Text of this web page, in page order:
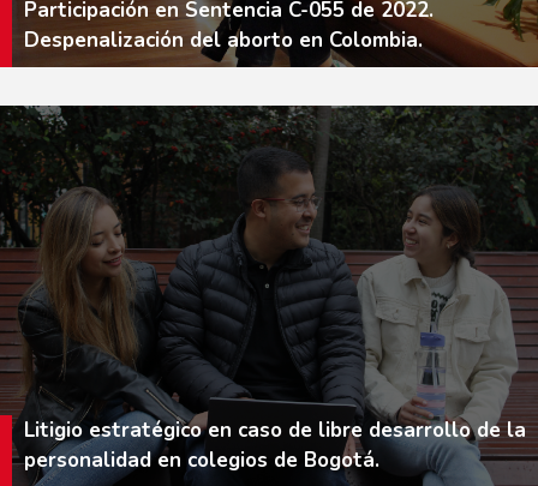
Participación en Sentencia C-055 de 2022.
Despenalización del aborto en Colombia.
Litigio estratégico en caso de libre desarrollo de la
personalidad en colegios de Bogotá.